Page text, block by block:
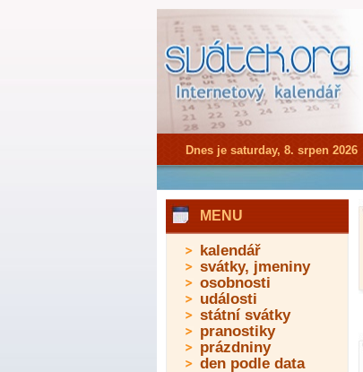
MENU
kalendář
svátky, jmeniny
osobnosti
události
státní svátky
pranostiky
prázdniny
den podle data
Dnes je saturday, 8. srpen 2026